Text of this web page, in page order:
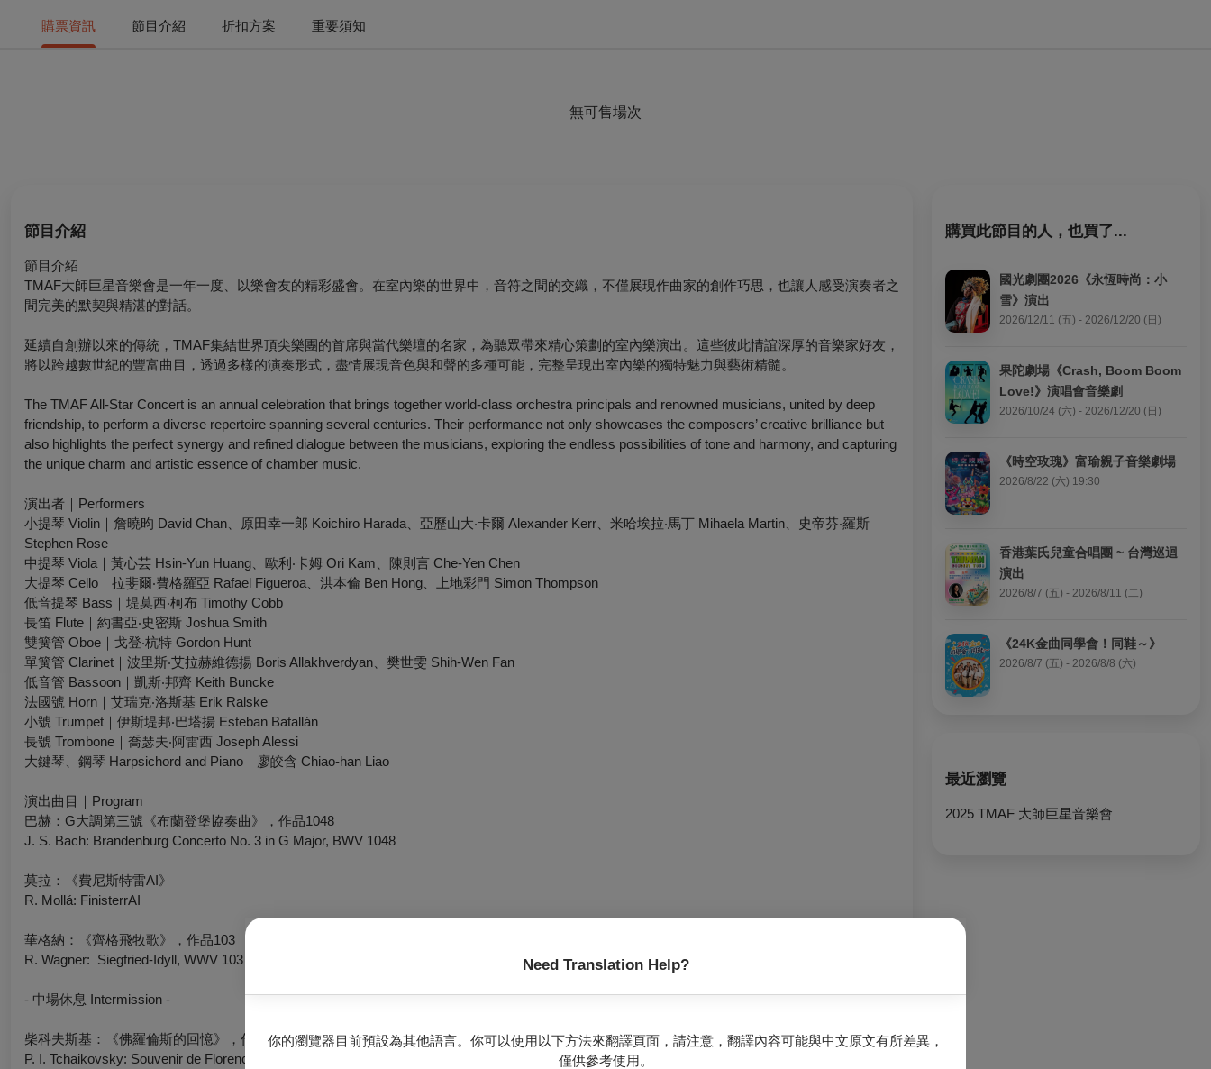
Need Translation Help?
你的瀏覽器目前預設為其他語言。你可以使用以下方法來翻譯頁面，請注意，翻譯內容可能與中文原文有所差異，
僅供參考使用。
購票資訊 節目介紹 折扣方案 重要須知
無可售場次
節目介紹
節目介紹
TMAF大師巨星音樂會是一年一度、以樂會友的精彩盛會。在室內樂的世界中，音符之間的交織，不僅展現作曲家的創作巧思，也讓人感受演奏者之
間完美的默契與精湛的對話。
延續自創辦以來的傳統，TMAF集結世界頂尖樂團的首席與當代樂壇的名家，為聽眾帶來精心策劃的室內樂演出。這些彼此情誼深厚的音樂家好友，
將以跨越數世紀的豐富曲目，透過多樣的演奏形式，盡情展現音色與和聲的多種可能，完整呈現出室內樂的獨特魅力與藝術精髓。
The TMAF All-Star Concert is an annual celebration that brings together world-class orchestra principals and renowned musicians, united by deep
friendship, to perform a diverse repertoire spanning several centuries. Their performance not only showcases the composers’ creative brilliance but
also highlights the perfect synergy and refined dialogue between the musicians, exploring the endless possibilities of tone and harmony, and capturing
the unique charm and artistic essence of chamber music.
演出者｜Performers
小提琴 Violin｜詹曉昀 David Chan、原田幸一郎 Koichiro Harada、亞歷山大‧卡爾 Alexander Kerr、米哈埃拉‧馬丁 Mihaela Martin、史帝芬‧羅斯
Stephen Rose
中提琴 Viola｜黃心芸 Hsin-Yun Huang、歐利‧卡姆 Ori Kam、陳則言 Che-Yen Chen
大提琴 Cello｜拉斐爾‧費格羅亞 Rafael Figueroa、洪本倫 Ben Hong、上地彩門 Simon Thompson
低音提琴 Bass｜堤莫西‧柯布 Timothy Cobb
長笛 Flute｜約書亞‧史密斯 Joshua Smith
雙簧管 Oboe｜戈登‧杭特 Gordon Hunt
單簧管 Clarinet｜波里斯‧艾拉赫維德揚 Boris Allakhverdyan、樊世雯 Shih-Wen Fan
低音管 Bassoon｜凱斯‧邦齊 Keith Buncke
法國號 Horn｜艾瑞克‧洛斯基 Erik Ralske
小號 Trumpet｜伊斯堤邦‧巴塔揚 Esteban Batallán
長號 Trombone｜喬瑟夫‧阿雷西 Joseph Alessi
大鍵琴、鋼琴 Harpsichord and Piano｜廖皎含 Chiao-han Liao
演出曲目｜Program
巴赫：G大調第三號《布蘭登堡協奏曲》，作品1048
J. S. Bach: Brandenburg Concerto No. 3 in G Major, BWV 1048
莫拉：《費尼斯特雷AI》
R. Mollá: FinisterrAI
華格納：《齊格飛牧歌》，作品103
R. Wagner: Siegfried-Idyll, WWV 103
- 中場休息 Intermission -
柴科夫斯基：《佛羅倫斯的回憶》，作品70
P. I. Tchaikovsky: Souvenir de Florence
購買此節目的人，也買了...
國光劇團2026《永恆時尚：小
雪》演出
2026/12/11 (五) - 2026/12/20 (日)
果陀劇場《Crash, Boom Boom
Love!》演唱會音樂劇
2026/10/24 (六) - 2026/12/20 (日)
《時空玫瑰》富瑜親子音樂劇場
2026/8/22 (六) 19:30
香港葉氏兒童合唱團 ~ 台灣巡迴
演出
2026/8/7 (五) - 2026/8/11 (二)
《24K金曲同學會！同鞋～》
2026/8/7 (五) - 2026/8/8 (六)
最近瀏覽
2025 TMAF 大師巨星音樂會